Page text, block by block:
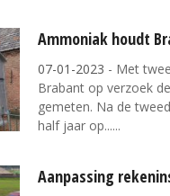
Ammoniak houdt
07-01-2023 - Met
Brabant op verzoek
gemeten. Na de
half jaar op...
Aanpassing